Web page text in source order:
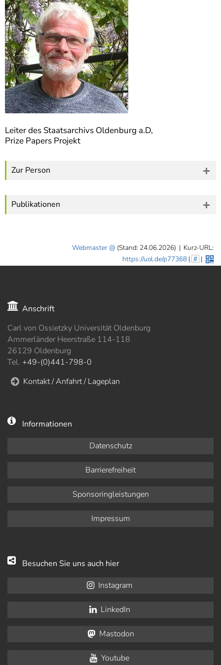
7]
Informationen zur
Barrierefreiheit
Leiter des Staatsarchivs Oldenburg a.D,
Prize Papers Projekt
Zur Person
Publikationen
Webmaster (Stand: 24.06.2026) | Kurz-URL:
https://uol.de/p77368| # |
Anschrift
Carl von Ossietzky Universität Oldenburg
Ammerländer Heerstraße 114-118
26129 Oldenburg
Tel. +49-(0)441-798-0
Kontakt / Anfahrt / Lageplan
Informationen
Datenschutz
Barrierefreiheit
Sponsoringleistungen
Impressum
Besuchen Sie uns auch hier
Instagram
LinkedIn
Mastodon
Youtube